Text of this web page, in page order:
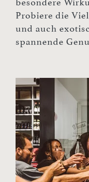
besondere
Probiere die
und auch
spannende